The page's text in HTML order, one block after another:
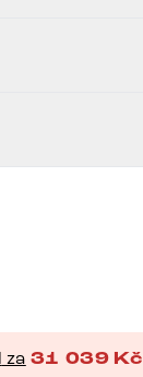
za 31 039 Kč